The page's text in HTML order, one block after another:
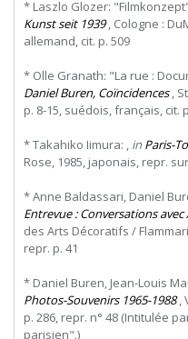
* Laszlo Glozer:
Kunst seit 1939, Cologne :
allemand, cit. p. 509
* Olle Granath: "La rue :
Daniel Buren, Coïncidences,
p. 8-15, suédois, français, cit.
* Takahiko Iimura: , in Paris-
Rose, 1985, japonais, repr.
* Anne Baldassari, Daniel
Entrevue : Conversations avec
des Arts Décoratifs /
repr. p. 41
* Daniel Buren, Jean-Louis
Photos-Souvenirs 1965-1988,
p. 286, repr. n° 48 (Intitulée
parisien".)